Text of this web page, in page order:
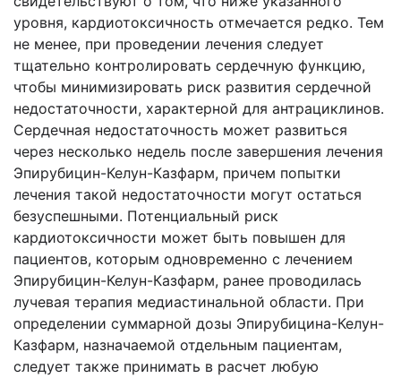
уровня, кардиотоксичность отмечается редко. Тем
не менее, при проведении лечения следует
тщательно контролировать сердечную функцию,
чтобы минимизировать риск развития сердечной
недостаточности, характерной для антрациклинов.
Сердечная недостаточность может развиться
через несколько недель после завершения лечения
Эпирубицин-Келун-Казфарм, причем попытки
лечения такой недостаточности могут остаться
безуспешными. Потенциальный риск
кардиотоксичности может быть повышен для
пациентов, которым одновременно с лечением
Эпирубицин-Келун-Казфарм, ранее проводилась
лучевая терапия медиастинальной области. При
определении суммарной дозы Эпирубицина-Келун-
Казфарм, назначаемой отдельным пациентам,
следует также принимать в расчет любую